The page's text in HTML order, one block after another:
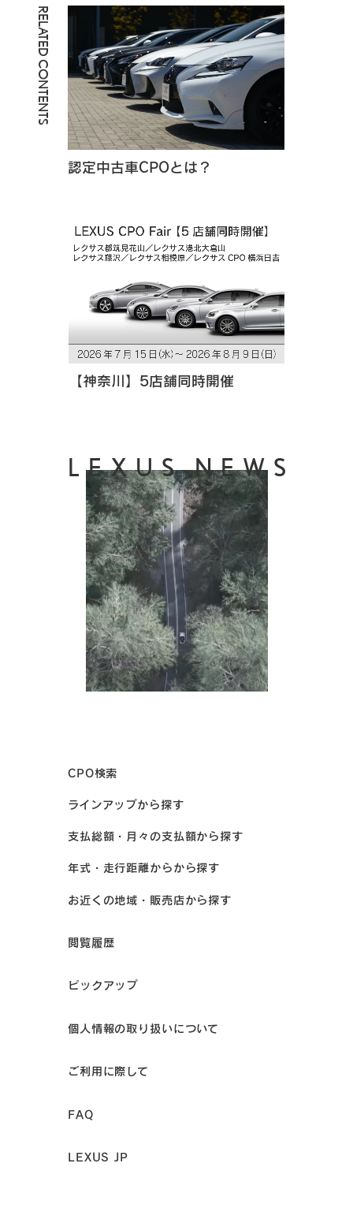
きは、法令の定めに従い誠意をもって対応いたします。当社が取
得した個人情報は、以下の目的に利用いたします。
1.当社で取り扱っている商品・サービスに関する営業上のご案内
を行うこと。
2.商品・サービスの企画・研究開発・品質向上のほか、お客様満
足度向上のためのお客様へのアンケート調査や、故障診断等を
行うこと。
3.一部の商品・サービス（例：車載カメラを利用した車両管理サ
ービス）において、商品・サービスの一部として、以下の個人
情報を、該当する商品・サービスを利用する法人又は個人へ提
人が自ら利用する車両で取得されたものに限ります。
4.お客様からのお問合せへの対応、迅速なサービス等の実施のた
5.法令の定めまたは行政当局の通達・指導等に基づく対応を行う
こと。なお、トヨタ販売店を通じてお客様へご案内を行う場合
は、個人情報をトヨタ販売店に提供させていただきます。
6.当社「お客様相談センター」へご相談いただいた場合、適切な
対応を行うため、必要に応じて以下の個人情報をトヨタ販売
店・当社提携会社へ、電話・書面・電子媒体等により提供する
7.その他個人情報の取得にあたり公表または通知した利用目的。
2) 個人情報の適正な利用
当社は、上記2.の定めに従って取得した個人情報を、違法又は不
当な行為を助長し、又は誘発するおそれがある方法により利用す
ることはございません。
3) 個人情報の安全管理措置
当社は、個人情報への不正アクセス、個人情報の紛失・破壊・改
ざん・漏洩等の防止その他個人情報の安全管理のために、組織
的、物理的及び技術的な安全管理措置を適切に講じます。また、
個人情報を取り扱う役員及び従業員等に対して、個人情報保護の
ための教育・啓発活動に努める等、人的な安全管理措置を適切に
護法その他関連法令により認められる場合を除き、お客様の同意
通知した利用目的を達成するために必要な範囲で、業務委託先に
ともに適切な管理をいたします。
4. 事故時の措置
と原因の調査、二次被害の防止策及び再発防止策等を実施し、適
5. 継続的な改善
取り組んでまいります。また、改善した内容を、この基本方針に
6. 公表事項等
RELATED CONTENTS
認定中古車CPOとは？
【神奈川】5店舗同時開催
LEXUS NEWS
CPO検索
ラインアップから探す
支払総額・月々の支払額から探す
年式・走行距離からから探す
お近くの地域・販売店から探す
閲覧履歴
ピックアップ
個人情報の取り扱いについて
ご利用に際して
FAQ
LEXUS JP